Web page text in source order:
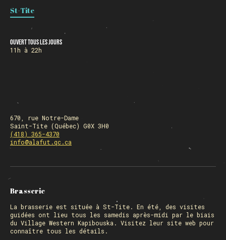
St-Tite
Ouvert tous les jours
11h à 22h
670, rue Notre-Dame
Saint-Tite (Québec) G0X 3H0
(418) 365-4370
info@alafut.qc.ca
Brasserie
La brasserie est située à St-Tite. En été, des visites
guidées ont lieu tous les samedis après-midi par le biais
du Village Western Kapibouska. Visitez leur site web pour
connaître tous les détails.
FERMÉ 31 déc. et 01 janvier